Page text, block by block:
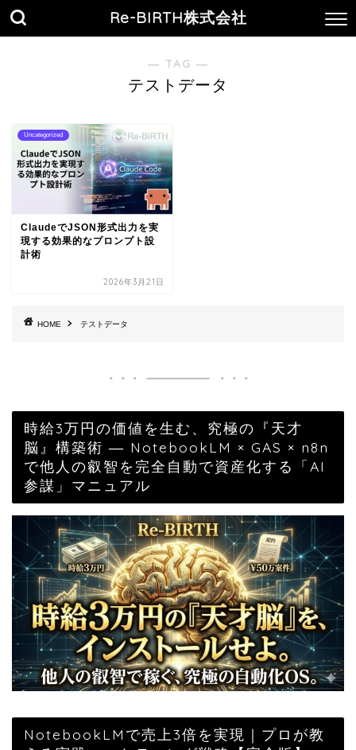
Re-BIRTH株式会社
― TAG ―
テストデータ
Uncategorized
ClaudeでJSON形式出力を実
現する効果的なプロンプト設
計術
2026年3月21日
HOME テストデータ
時給3万円の価値を生む、究極の『天才
脳』構築術 ― NotebookLM × GAS × n8n
で他人の叡智を完全自動で資産化する「AI
参謀」マニュアル
NotebookLMで売上3倍を実現｜プロが教